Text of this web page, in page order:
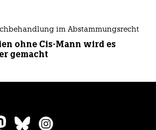
im Abstammungsrecht
ohne Cis-Mann wird es
gemacht